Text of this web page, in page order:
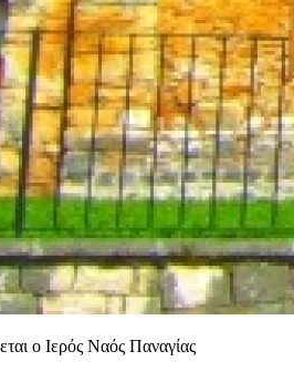
ο Ιερός Ναός Παναγίας